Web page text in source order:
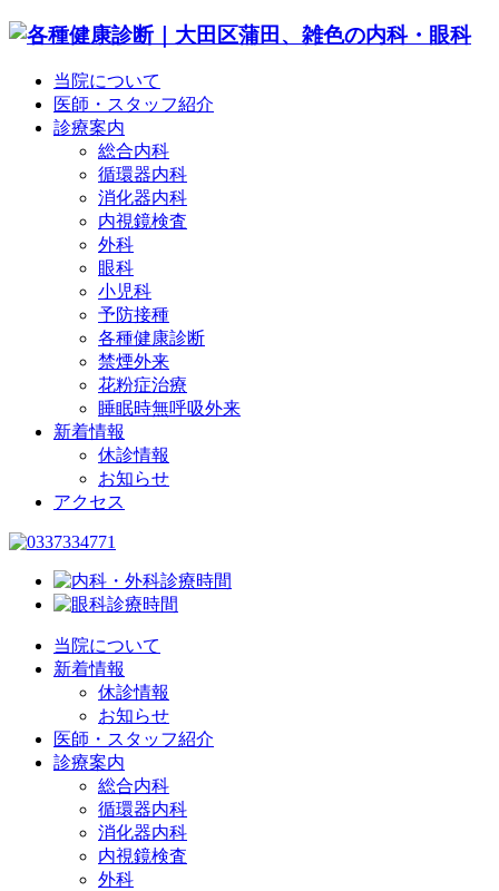
当院について
医師・スタッフ紹介
診療案内
総合内科
循環器内科
消化器内科
内視鏡検査
外科
眼科
小児科
予防接種
各種健康診断
禁煙外来
花粉症治療
睡眠時無呼吸外来
新着情報
休診情報
お知らせ
アクセス
当院について
新着情報
休診情報
お知らせ
医師・スタッフ紹介
診療案内
総合内科
循環器内科
消化器内科
内視鏡検査
外科